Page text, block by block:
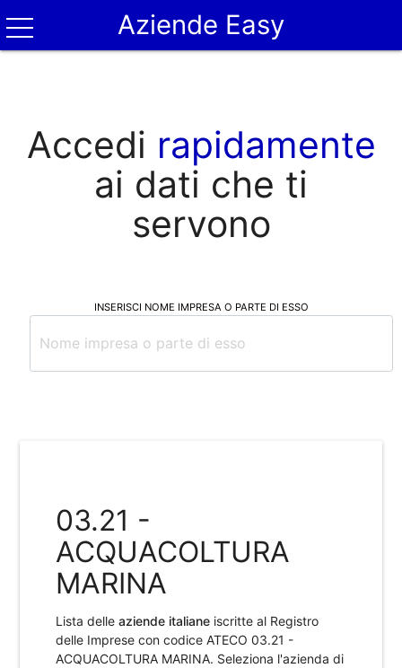
Aziende Easy
Accedi rapidamente
ai dati che ti
servono
INSERISCI NOME IMPRESA O PARTE DI ESSO
03.21 -
ACQUACOLTURA
MARINA
Lista delleaziende italiane iscritte al Registro
delle Imprese con codice ATECO03.21 -
ACQUACOLTURA MARINA. Seleziona l'azienda di